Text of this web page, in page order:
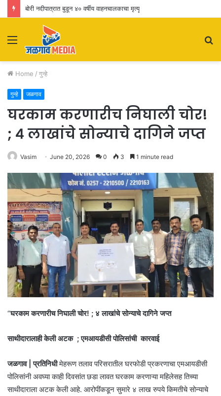
बोरी नदीपात्रात बुडून ४० वर्षीय वाहनचालकाचा मृत्यू
Menu
Home / गुन्हे
गुन्हे जळगाव
घरकाम करणारीच निघाली चोर!
; ४ लाखांचे सोन्याचे दागिने जप्त
Vasim June 20, 2026 0 3 1 minute read
“घरकाम करणारीच निघाली चोर! ; ४ लाखांचे सोन्याचे दागिने जप्त
साथीदारालाही केली अटक ; एमआयडीसी पोलिसांची कारवाई
जळगाव | प्रतिनिधीमेहरूण तलाव परिसरातील घरफोडी प्रकरणाचा एमआयडीसी
पोलिसांनी अवघ्या काही दिवसांत छडा लावत घरकाम करणाऱ्या महिलेसह तिच्या
साथीदाराला अटक केली आहे. आरोपींकडून सुमारे ४ लाख रुपये किमतीचे सोन्याचे